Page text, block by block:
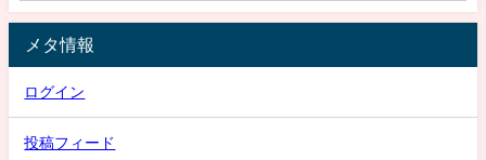
メタ情報
ログイン
投稿フィード